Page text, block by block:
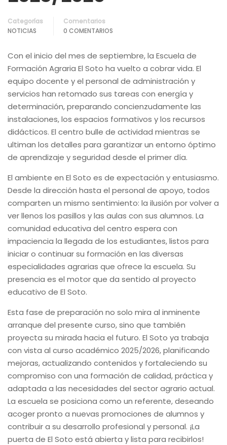
Categorías
NOTICIAS
Comentarios
0 COMENTARIOS
Con el inicio del mes de septiembre, la Escuela de
Formación Agraria El Soto ha vuelto a cobrar vida. El
equipo docente y el personal de administración y
servicios han retomado sus tareas con energía y
determinación, preparando concienzudamente las
instalaciones, los espacios formativos y los recursos
didácticos. El centro bulle de actividad mientras se
ultiman los detalles para garantizar un entorno óptimo
de aprendizaje y seguridad desde el primer día.
El ambiente en El Soto es de expectación y entusiasmo.
Desde la dirección hasta el personal de apoyo, todos
comparten un mismo sentimiento: la ilusión por volver a
ver llenos los pasillos y las aulas con sus alumnos. La
comunidad educativa del centro espera con
impaciencia la llegada de los estudiantes, listos para
iniciar o continuar su formación en las diversas
especialidades agrarias que ofrece la escuela. Su
presencia es el motor que da sentido al proyecto
educativo de El Soto.
Esta fase de preparación no solo mira al inminente
arranque del presente curso, sino que también
proyecta su mirada hacia el futuro. El Soto ya trabaja
con vista al curso académico 2025/2026, planificando
mejoras, actualizando contenidos y fortaleciendo su
compromiso con una formación de calidad, práctica y
adaptada a las necesidades del sector agrario actual.
La escuela se posiciona como un referente, deseando
acoger pronto a nuevas promociones de alumnos y
contribuir a su desarrollo profesional y personal. ¡La
puerta de El Soto está abierta y lista para recibirlos!